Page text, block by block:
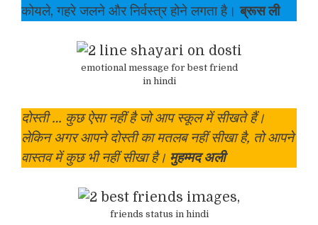
कोयले, गहरे जलने और निर्वस्त्र होने लगता है।ब्रूस ली
emotional message for best friend
in hindi
दोस्ती … कुछ ऐसा नहीं है जो आप स्कूल में सीखते हैं।
लेकिन अगर आपने दोस्ती का मतलब नहीं सीखा है, तो आपने
वास्तव में कुछ भी नहीं सीखा है। मुहम्मद अली
friends status in hindi